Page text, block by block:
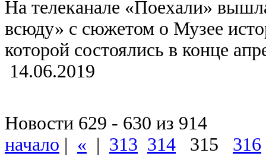
На телеканале «Поехали»
всюду» с сюжетом о Музее
которой состоялись в конце
14.06.2019
Новости 629 - 630 из 914
начало | « | 313 314 315 316